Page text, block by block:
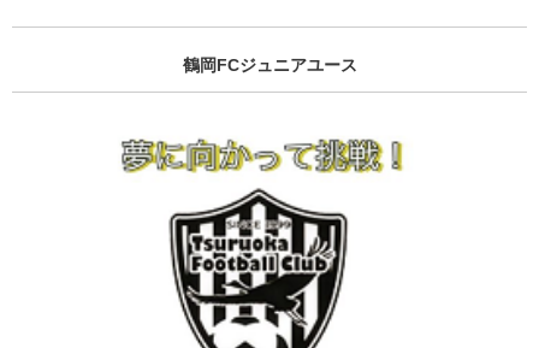
鶴岡FCジュニアユース